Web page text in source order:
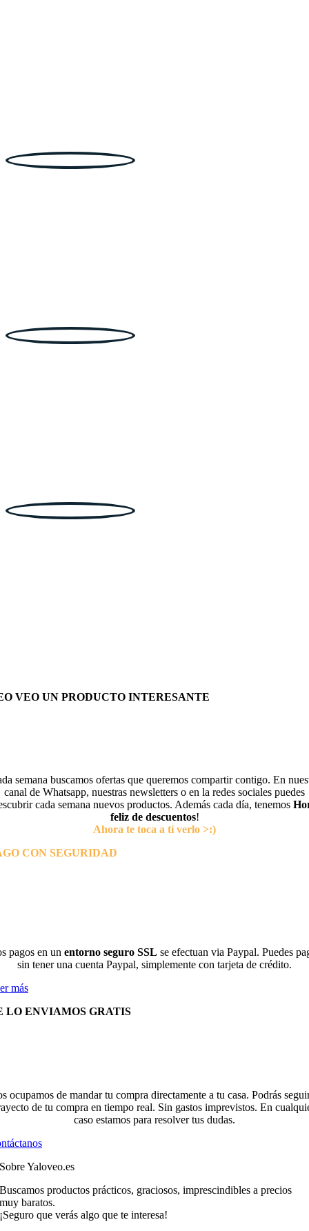
VEO UN PRODUCTO INTERESANTE
semana buscamos ofertas que queremos compartir contigo. En
canal de Whatsapp, nuestras newsletters o en la redes sociales puedes
cada semana nuevos productos. Además cada día, tenemos
feliz de descuentos!
Ahora te toca a tí verlo >:)
CON SEGURIDAD
pagos en un entorno seguro SSL se efectuan via Paypal. Puedes
sin tener una cuenta Paypal, simplemente con tarjeta de crédito.
más
LO ENVIAMOS GRATIS
ocupamos de mandar tu compra directamente a tu casa. Podrás
de tu compra en tiempo real. Sin gastos imprevistos. En
caso estamos para resolver tus dudas.
Sobre Yaloveo.es
Buscamos productos prácticos, graciosos, imprescindibles a precios
muy baratos.
¡Seguro que verás algo que te interesa!